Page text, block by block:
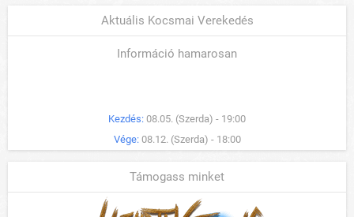
Aktuális Kocsmai Verekedés
Információ hamarosan
Kezdés: 08.05. (Szerda) - 19:00
Vége: 08.12. (Szerda) - 18:00
Támogass minket